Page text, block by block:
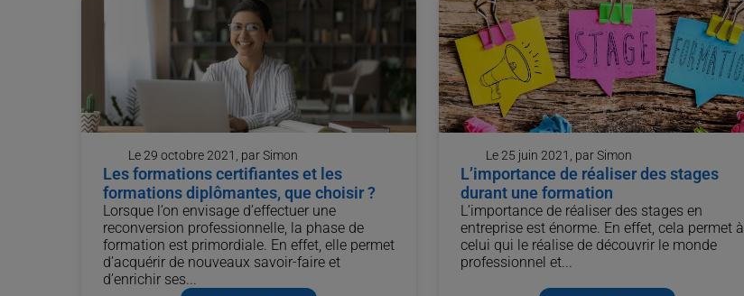
Le 29 octobre 2021, par Simon
Les formations certifiantes et les
formations diplômantes, que choisir ?
Lorsque l’on envisage d’effectuer une
reconversion professionnelle, la phase de
formation est primordiale. En effet, elle permet
d’acquérir de nouveaux savoir-faire et
d’enrichir ses...
Le 25 juin 2021, par Simon
L’importance de réaliser des stages
durant une formation
L’importance de réaliser des stages en
entreprise est énorme. En effet, cela permet à
celui qui le réalise de découvrir le monde
professionnel et...